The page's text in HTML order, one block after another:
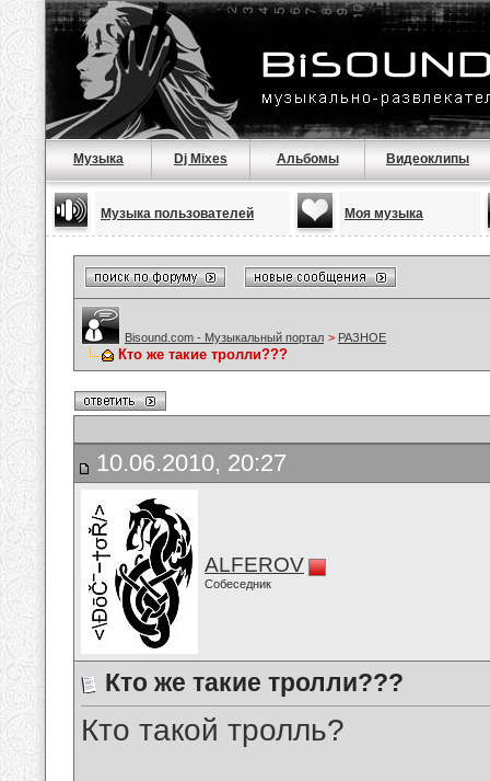
Музыка Dj Mixes Альбомы Видеоклипы
Музыка пользователей Моя музыка
Bisound.com - Музыкальный портал > РАЗНОЕ
Кто же такие тролли???
10.06.2010, 20:27
ALFEROV
Собеседник
Кто же такие тролли???
Кто такой тролль?